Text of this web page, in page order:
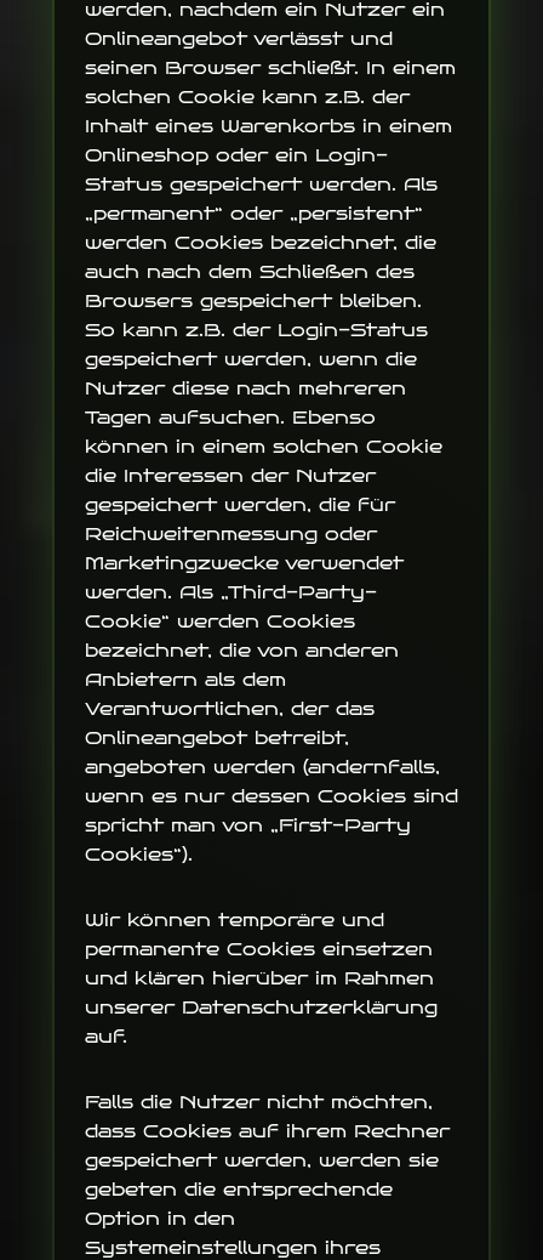
werden, nachdem ein Nutzer ein
Onlineangebot verlässt und
seinen Browser schließt. In einem
solchen Cookie kann z.B. der
Inhalt eines Warenkorbs in einem
Onlineshop oder ein Login-
Status gespeichert werden. Als
„permanent“ oder „persistent“
werden Cookies bezeichnet, die
auch nach dem Schließen des
Browsers gespeichert bleiben.
So kann z.B. der Login-Status
gespeichert werden, wenn die
Nutzer diese nach mehreren
Tagen aufsuchen. Ebenso
können in einem solchen Cookie
die Interessen der Nutzer
gespeichert werden, die für
Reichweitenmessung oder
Marketingzwecke verwendet
werden. Als „Third-Party-
Cookie“ werden Cookies
bezeichnet, die von anderen
Anbietern als dem
Verantwortlichen, der das
Onlineangebot betreibt,
angeboten werden (andernfalls,
wenn es nur dessen Cookies sind
spricht man von „First-Party
Cookies“).
Wir können temporäre und
permanente Cookies einsetzen
und klären hierüber im Rahmen
unserer Datenschutzerklärung
auf.
Falls die Nutzer nicht möchten,
dass Cookies auf ihrem Rechner
gespeichert werden, werden sie
gebeten die entsprechende
Option in den
Systemeinstellungen ihres